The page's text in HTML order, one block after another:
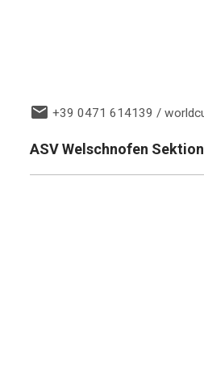
+39 0471 614139 /
ASV Welschnofen